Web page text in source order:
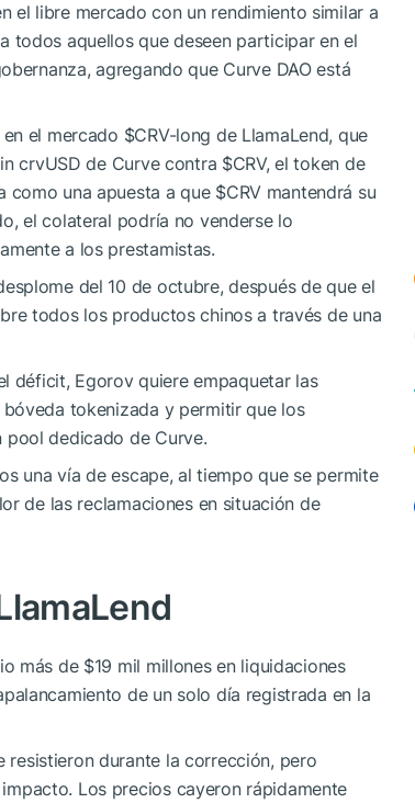
el libre mercado con un rendimiento similar a
todos aquellos que deseen participar en el
agregando que Curve DAO está
el mercado $CRV-long de LlamaLend, que
crvUSD de Curve contra $CRV, el token de
como una apuesta a que $CRV mantendrá su
el colateral podría no venderse lo
a los prestamistas.
del 10 de octubre, después de que el
todos los productos chinos a través de una
déficit, Egorov quiere empaquetar las
tokenizada y permitir que los
pool dedicado de Curve.
una vía de escape, al tiempo que se permite
de las reclamaciones en situación de
más de $19 mil millones en liquidaciones
de un solo día registrada en la
resistieron durante la corrección, pero
Los precios cayeron rápidamente